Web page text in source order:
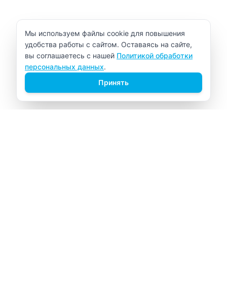
Уведомление об использовании cookie
Мы используем файлы cookie для повышения
удобства работы с сайтом. Оставаясь на сайте,
вы соглашаетесь с нашей Политикой обработки
персональных данных.
Принять